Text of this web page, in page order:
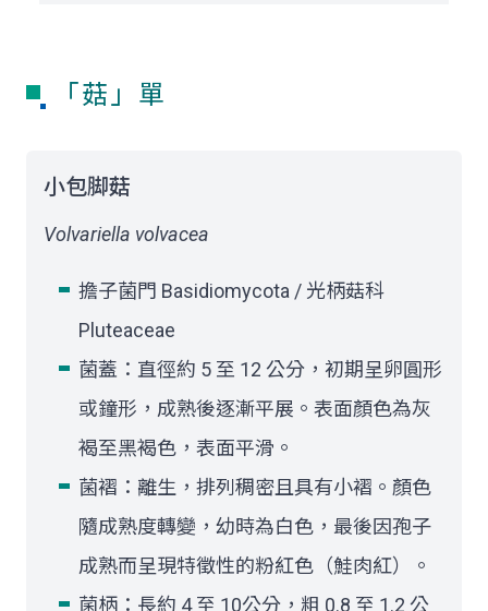
「菇」單
小包脚菇
Volvariella volvacea
擔子菌門 Basidiomycota / 光柄菇科
Pluteaceae
菌蓋：直徑約 5 至 12 公分，初期呈卵圓形
或鐘形，成熟後逐漸平展。表面顏色為灰
褐至黑褐色，表面平滑。
菌褶：離生，排列稠密且具有小褶。顏色
隨成熟度轉變，幼時為白色，最後因孢子
成熟而呈現特徵性的粉紅色（鮭肉紅）。
菌柄：長約 4 至 10公分，粗 0.8 至 1.2 公